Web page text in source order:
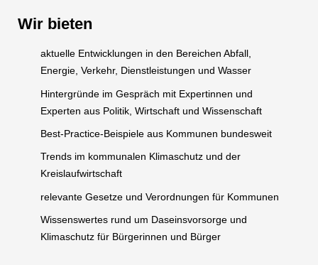
Wir bieten
aktuelle Entwicklungen in den Bereichen Abfall,
Energie, Verkehr, Dienstleistungen und Wasser
Hintergründe im Gespräch mit Expertinnen und
Experten aus Politik, Wirtschaft und Wissenschaft
Best-Practice-Beispiele aus Kommunen bundesweit
Trends im kommunalen Klimaschutz und der
Kreislaufwirtschaft
relevante Gesetze und Verordnungen für Kommunen
Wissenswertes rund um Daseinsvorsorge und
Klimaschutz für Bürgerinnen und Bürger